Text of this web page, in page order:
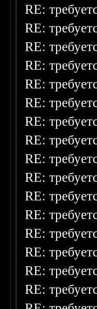
RE:
RE:
RE:
RE:
RE:
RE:
RE:
RE:
RE:
RE:
RE:
RE:
RE:
RE:
RE:
RE: